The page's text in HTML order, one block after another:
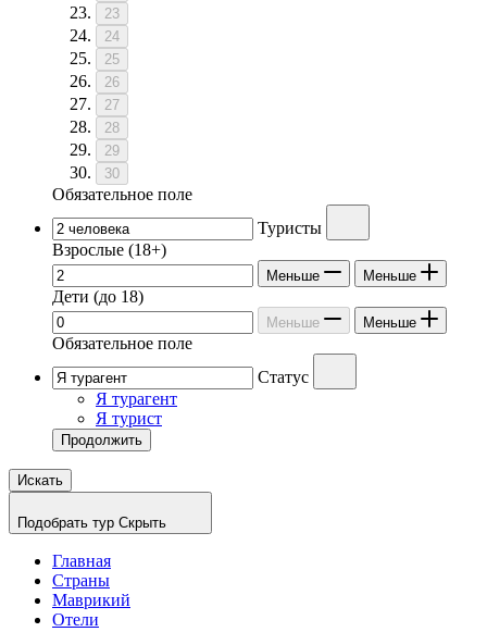
23
24
25
26
27
28
29
30
Обязательное поле
Туристы
Взрослые (18+)
Меньше Меньше
Дети (до 18)
Меньше Меньше
Обязательное поле
Статус
Я турагент
Я турист
Продолжить
Искать
Подобрать тур Скрыть
Главная
Страны
Маврикий
Отели